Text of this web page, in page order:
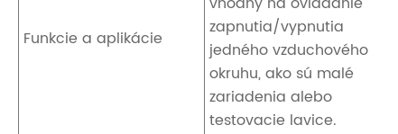
Funkcie a aplikácie
zapnutia/vypnutia
jedného vzduchového
okruhu, ako sú malé
zariadenia alebo
testovacie lavice.